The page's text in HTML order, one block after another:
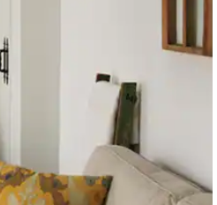
со допирање или со